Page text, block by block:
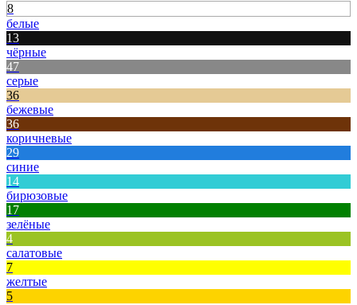
8
белые
13
чёрные
47
серые
36
бежевые
36
коричневые
29
синие
14
бирюзовые
17
зелёные
4
салатовые
7
желтые
5